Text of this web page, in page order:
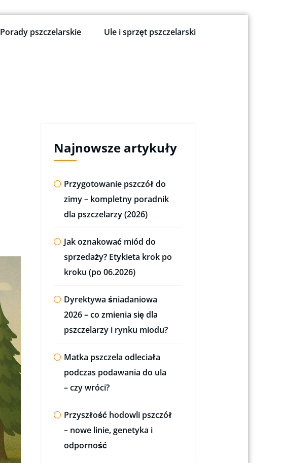
Porady pszczelarskie Ule i sprzęt pszczelarski
Najnowsze artykuły
Przygotowanie pszczół do
zimy – kompletny poradnik
dla pszczelarzy (2026)
Jak oznakować miód do
sprzedaży? Etykieta krok po
kroku (po 06.2026)
Dyrektywa śniadaniowa
2026 – co zmienia się dla
pszczelarzy i rynku miodu?
Matka pszczela odleciała
podczas podawania do ula
– czy wróci?
Przyszłość hodowli pszczół
– nowe linie, genetyka i
odporność